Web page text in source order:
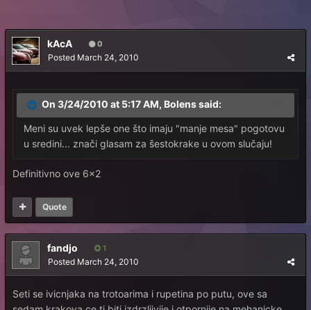
kAcA 0
Posted March 24, 2010
On 3/24/2010 at 5:17 AM, Bolens said:
Meni su uvek lepše one što imaju "manje mesa" pogotovu
u sredini... znači glasam za šestokrake u ovom slučaju!
Definitivno ove 6x2
Quote
fandjo 1
Posted March 24, 2010
Seti se ivicnjaka na trotoarima i rupetina po putu, ove sa